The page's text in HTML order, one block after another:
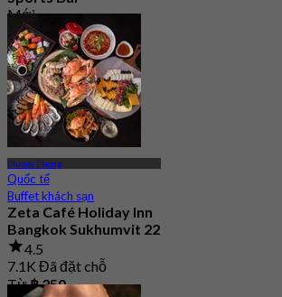
Mới
4.7
Từ฿ 315
Phrom Phong
Quốc tế
Buffet khách sạn
Zeta Café Holiday Inn
Bangkok Sukhumvit 22
4.5
7.1K Đã đặt chỗ
Từ฿ 350